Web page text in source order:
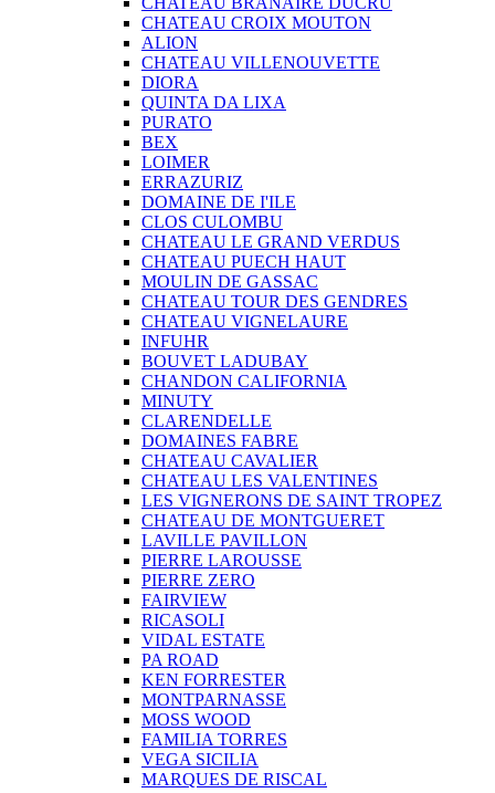
CHATEAU CROIX MOUTON
ALION
CHATEAU VILLENOUVETTE
DIORA
QUINTA DA LIXA
PURATO
BEX
LOIMER
ERRAZURIZ
DOMAINE DE I'ILE
CLOS CULOMBU
CHATEAU LE GRAND VERDUS
CHATEAU PUECH HAUT
MOULIN DE GASSAC
CHATEAU TOUR DES GENDRES
CHATEAU VIGNELAURE
INFUHR
BOUVET LADUBAY
CHANDON CALIFORNIA
MINUTY
CLARENDELLE
DOMAINES FABRE
CHATEAU CAVALIER
CHATEAU LES VALENTINES
LES VIGNERONS DE SAINT TROPEZ
CHATEAU DE MONTGUERET
LAVILLE PAVILLON
PIERRE LAROUSSE
PIERRE ZERO
FAIRVIEW
RICASOLI
VIDAL ESTATE
PA ROAD
KEN FORRESTER
MONTPARNASSE
MOSS WOOD
FAMILIA TORRES
VEGA SICILIA
MARQUES DE RISCAL